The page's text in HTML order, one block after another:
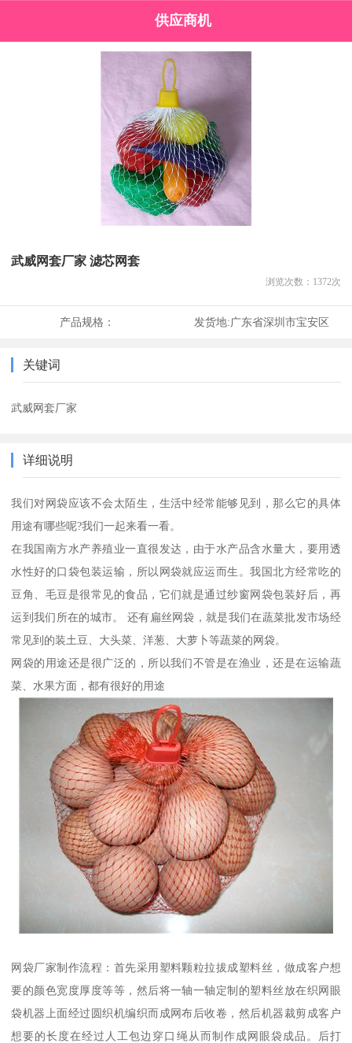
供应商机
武威网套厂家 滤芯网套
浏览次数： 1372次
产品规格： 发货地:广东省深圳市宝安区
关键词
武威网套厂家
详细说明
我们对网袋应该不会太陌生，生活中经常能够见到，那么它的具体
用途有哪些呢?我们一起来看一看。
在我国南方水产养殖业一直很发达，由于水产品含水量大，要用透
水性好的口袋包装运输，所以网袋就应运而生。我国北方经常吃的
豆角、毛豆是很常见的食品，它们就是通过纱窗网袋包装好后，再
运到我们所在的城市。 还有扁丝网袋，就是我们在蔬菜批发市场经
常见到的装土豆、大头菜、洋葱、大萝卜等蔬菜的网袋。
网袋的用途还是很广泛的，所以我们不管是在渔业，还是在运输蔬
菜、水果方面，都有很好的用途
网袋厂家制作流程：首先采用塑料颗粒拉拔成塑料丝，做成客户想
要的颜色宽度厚度等等，然后将一轴一轴定制的塑料丝放在织网眼
袋机器上面经过圆织机编织而成网布后收卷，然后机器裁剪成客户
想要的长度在经过人工包边穿口绳从而制作成网眼袋成品。后打